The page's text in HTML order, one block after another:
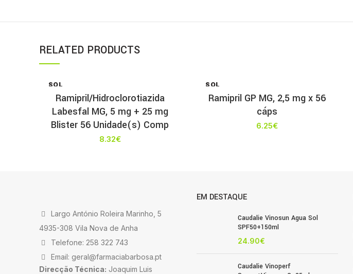
RELATED PRODUCTS
SOL
T
Ramipril/Hidroclorotiazida
Labesfal MG, 5 mg + 25 mg
Blister 56 Unidade(s) Comp
8.32€
SOL
T
Ramipril GP MG, 2,5 mg x 56
cáps
6.25€
Largo António Roleira Marinho, 5
4935-308 Vila Nova de Anha
Telefone: 258 322 743
Email: geral@farmaciabarbosa.pt
Direcção Técnica: Joaquim Luis
EM DESTAQUE
Caudalie Vinosun Agua Sol
SPF50+150ml
24.90€
Caudalie Vinoperf